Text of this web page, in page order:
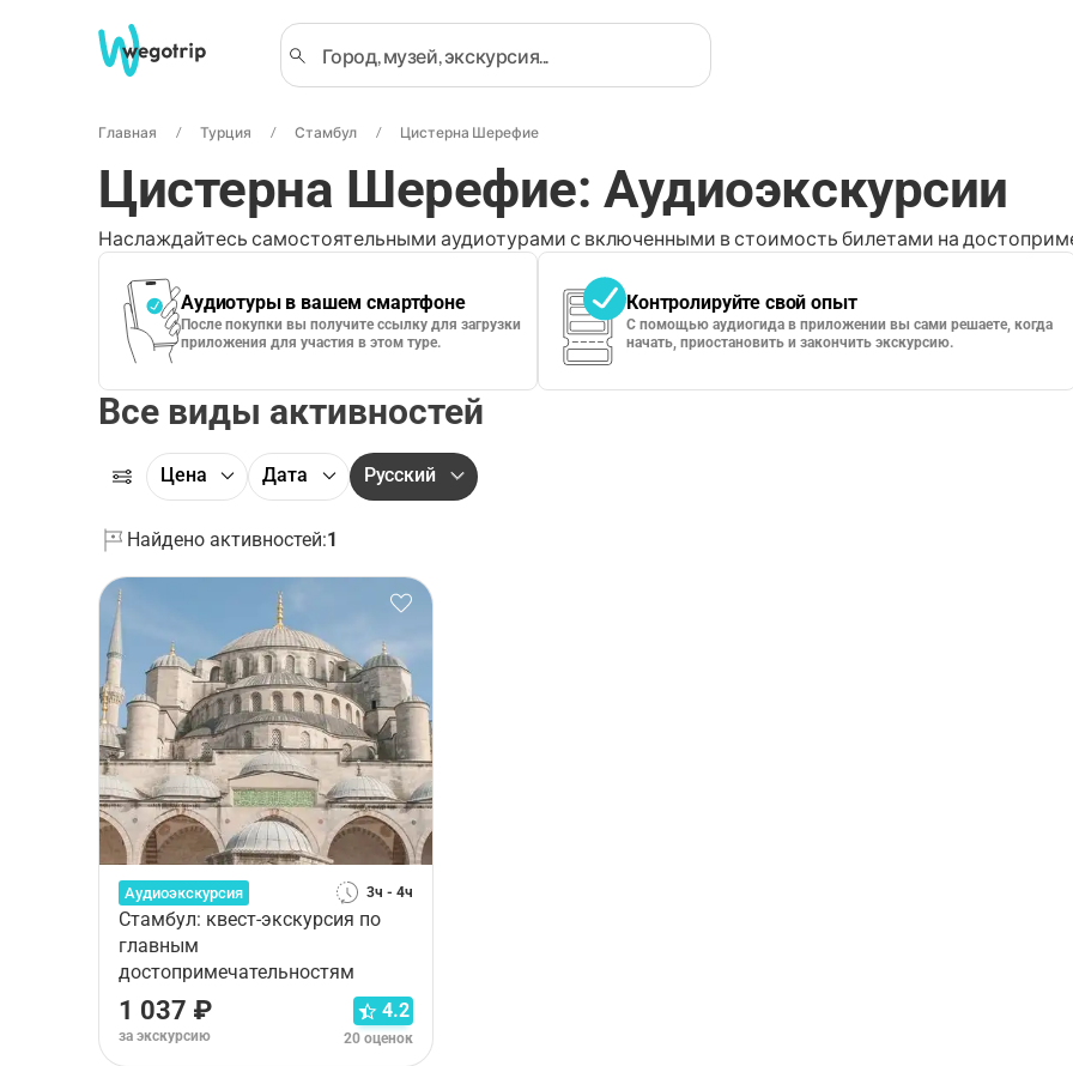
Главная Турция Стамбул Цистерна Шерефие
Цистерна Шерефие: Аудиоэкскурсии
Наслаждайтесь самостоятельными аудиотурами с включенными в стоимость билетами на
Аудиотуры в вашем смартфоне
После покупки вы получите ссылку для загрузки
приложения для участия в этом туре.
Контролируйте свой опыт
С помощью аудиогида в приложении вы сами решаете, когда
начать, приостановить и закончить экскурсию.
Все виды активностей
Цена Дата Русский
Найдено активностей:1
Аудиоэкскурсия 3ч - 4ч
Стамбул: квест-экскурсия по
главным
достопримечательностям
1 037 ₽
за экскурсию
4.2
20 оценок